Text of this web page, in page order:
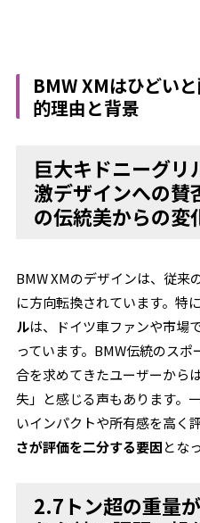
BMW XMはひどい
的理由と背景
巨大キドニーグリ
激デザインへの賛
の伝統美からの変
BMW XMのデザインは、従来
に方向転換されています。特
ルは、ドイツ車ファンや市場
っています。BMW伝統のス
合を求めてきたユーザーから
失」と感じる声もあります。
いインパクトや所有感を高く
さが評価を二分する要因とな
2.7トン超の重量